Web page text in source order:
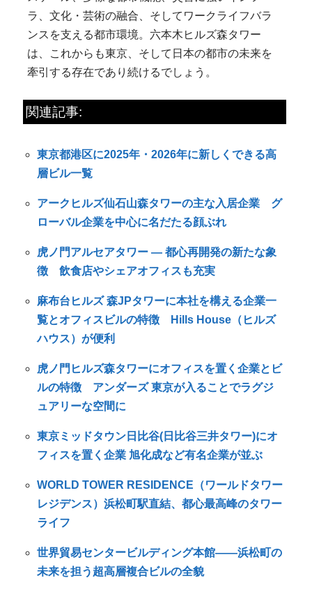
ラ、文化・芸術の融合、そしてワークライフバラ
ンスを支える都市環境。六本木ヒルズ森タワー
は、これからも東京、そして日本の都市の未来を
牽引する存在であり続けるでしょう。
関連記事:
東京都港区に2025年・2026年に新しくできる高
層ビル一覧
アークヒルズ仙石山森タワーの主な入居企業 グ
ローバル企業を中心に名だたる顔ぶれ
虎ノ門アルセアタワー ― 都心再開発の新たな象
徴 飲食店やシェアオフィスも充実
麻布台ヒルズ 森JPタワーに本社を構える企業一
覧とオフィスビルの特徴 Hills House（ヒルズ
ハウス）が便利
虎ノ門ヒルズ森タワーにオフィスを置く企業とビ
ルの特徴 アンダーズ 東京が入ることでラグジ
ュアリーな空間に
東京ミッドタウン日比谷(日比谷三井タワー)にオ
フィスを置く企業 旭化成など有名企業が並ぶ
WORLD TOWER RESIDENCE（ワールドタワー
レジデンス）浜松町駅直結、都心最高峰のタワー
ライフ
世界貿易センタービルディング本館――浜松町の
未来を担う超高層複合ビルの全貌